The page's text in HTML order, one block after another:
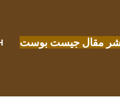
مقال جيست بوست